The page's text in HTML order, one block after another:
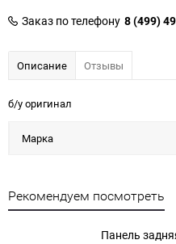
Заказ по телефону 8 (499)
Описание Отзывы
б/у оригинал
Марка
Рекомендуем посмотреть